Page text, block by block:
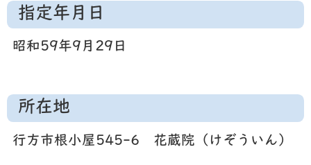
指定年月日
昭和59年9月29日
所在地
行方市根小屋545-6 花蔵院（けぞういん）